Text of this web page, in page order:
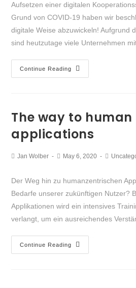
Aufsetzen einer digitalen
Grund von COVID-19 haben wir
digitale Weise abzuwickeln! Aufgrund
sind heutzutage viele Unternehmen
Continue Reading
The way to
applications
Jan Wolber May 6, 2020
Der Weg hin zu humanzentrischen
Bedarfe unserer zukünftigen Nutzer?
Applikationen wird ein intensives
verlangt, um ein ausreichendes
Continue Reading